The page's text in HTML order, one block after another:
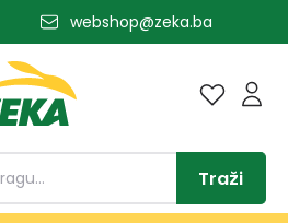
webshop@zeka.ba
Traži